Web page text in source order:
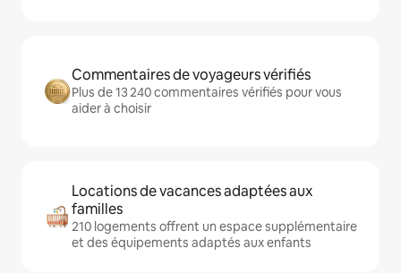
Commentaires de voyageurs vérifiés
Plus de 13 240 commentaires vérifiés pour vous
aider à choisir
Locations de vacances adaptées aux
familles
210 logements offrent un espace supplémentaire
et des équipements adaptés aux enfants